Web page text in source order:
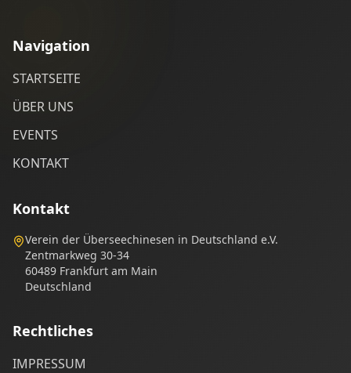
Navigation
STARTSEITE
ÜBER UNS
EVENTS
KONTAKT
Kontakt
Verein der Überseechinesen in Deutschland e.V.
Zentmarkweg 30-34
60489 Frankfurt am Main
Deutschland
Rechtliches
IMPRESSUM